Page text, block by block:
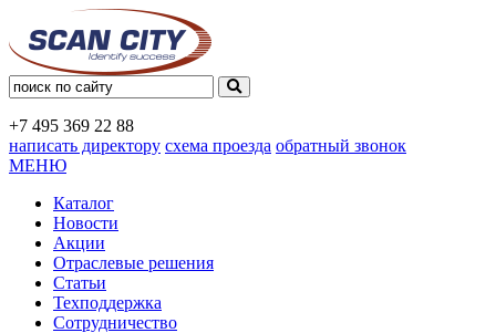
+7 495 369 22 88
написать директору схема проезда обратный звонок
МЕНЮ
Каталог
Новости
Акции
Отраслевые решения
Статьи
Техподдержка
Сотрудничество